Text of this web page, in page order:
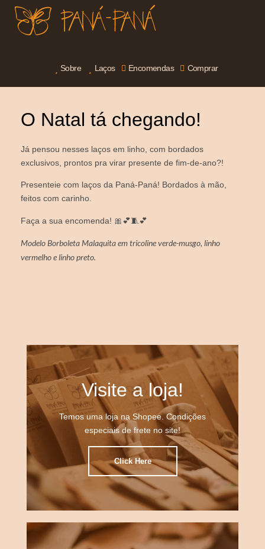
Sobre Laços Encomendas Comprar
O Natal tá chegando!
Já pensou nesses laços em linho, com bordados
exclusivos, prontos pra virar presente de fim-de-ano?!
Presenteie com laços da Paná-Paná! Bordados à mão,
feitos com carinho.
Faça a sua encomenda! 🎀💕🧵💕
Modelo Borboleta Malaquita em tricoline verde-musgo, linho
vermelho e linho preto.
Visite a loja!
Temos uma loja na Shopee. Condições
especiais de frete no site!
Click Here